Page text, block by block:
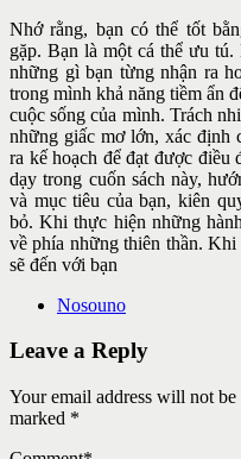
Nhớ rằng, bạn có thể tốt
gặp. Bạn là một cá thể ưu
những gì bạn từng nhận ra
trong mình khả năng tiềm ẩn
cuộc sống của mình. Trách
những giấc mơ lớn, xác định
ra kế hoạch để đạt được
dạy trong cuốn sách này,
và mục tiêu của bạn, kiên
bỏ. Khi thực hiện những
về phía những thiên thần. Khi
sẽ đến với bạn
Nosouno
Leave a Reply
Your email address will not
marked *